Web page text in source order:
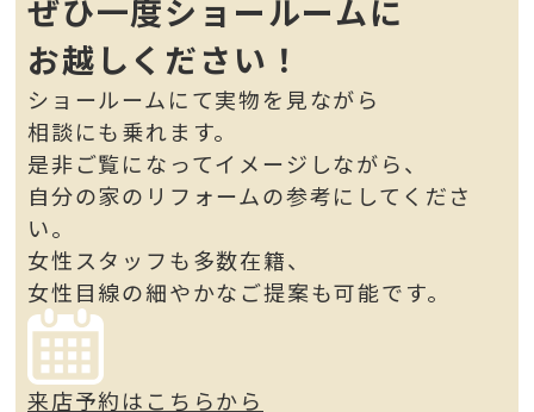
ぜひ一度ショールームに
お越しください！
ショールームにて実物を見ながら
相談にも乗れます。
是非ご覧になってイメージしながら、
自分の家のリフォームの参考にしてくださ
い。
女性スタッフも多数在籍、
女性目線の細やかなご提案も可能です。
来店予約はこちらから